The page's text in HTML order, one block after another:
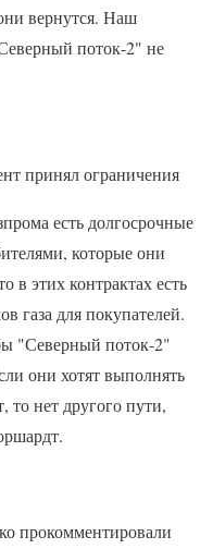
вернутся. Наш
поток-2" не
принял ограничения
есть долгосрочные
которые они
этих контрактах есть
газа для покупателей.
"Северный поток-2"
они хотят выполнять
то нет другого пути,
прокомментировали